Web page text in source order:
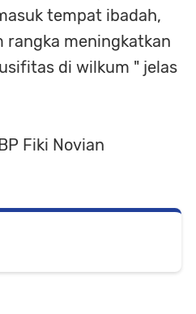
tempat ibadah,
rangka meningkatkan
di wilkum " jelas
Fiki Novian